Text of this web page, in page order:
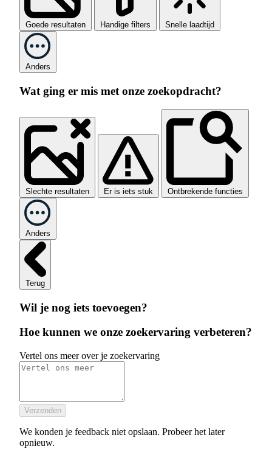
Goede resultaten Handige filters Snelle laadtijd
Anders
Wat ging er mis met onze zoekopdracht?
Slechte resultaten Er is iets stuk Ontbrekende functies
Anders
Terug
Wil je nog iets toevoegen?
Hoe kunnen we onze zoekervaring verbeteren?
Vertel ons meer over je zoekervaring
Verzenden
We konden je feedback niet opslaan. Probeer het later
opnieuw.